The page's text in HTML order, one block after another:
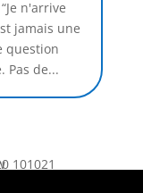
n'arrive
jamais une
question
Pas de...